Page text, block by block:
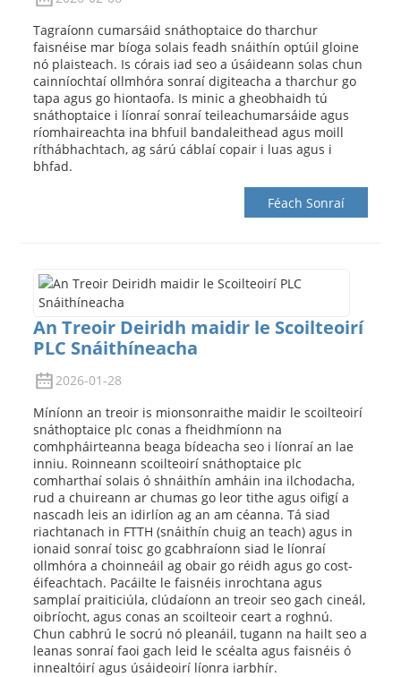
Tagraíonn cumarsáid snáthoptaice do tharchur
faisnéise mar bíoga solais feadh snáithín optúil gloine
nó plaisteach. Is córais iad seo a úsáideann solas chun
cainníochtaí ollmhóra sonraí digiteacha a tharchur go
tapa agus go hiontaofa. Is minic a gheobhaidh tú
snáthoptaice i líonraí sonraí teileachumarsáide agus
ríomhaireachta ina bhfuil bandaleithead agus moill
ríthábhachtach, ag sárú cáblaí copair i luas agus i
bhfad.
Féach Sonraí
An Treoir Deiridh maidir le Scoilteoirí
PLC Snáithíneacha
2026-01-28
Míníonn an treoir is mionsonraithe maidir le scoilteoirí
snáthoptaice plc conas a fheidhmíonn na
comhpháirteanna beaga bídeacha seo i líonraí an lae
inniu. Roinneann scoilteoirí snáthoptaice plc
comharthaí solais ó shnáithín amháin ina ilchodacha,
rud a chuireann ar chumas go leor tithe agus oifigí a
nascadh leis an idirlíon ag an am céanna. Tá siad
riachtanach in FTTH (snáithín chuig an teach) agus in
ionaid sonraí toisc go gcabhraíonn siad le líonraí
ollmhóra a choinneáil ag obair go réidh agus go cost-
éifeachtach. Pacáilte le faisnéis inrochtana agus
samplaí praiticiúla, clúdaíonn an treoir seo gach cineál,
oibríocht, agus conas an scoilteoir ceart a roghnú.
Chun cabhrú le socrú nó pleanáil, tugann na hailt seo a
leanas sonraí faoi gach leid le scéalta agus faisnéis ó
innealtóirí agus úsáideoirí líonra iarbhír.